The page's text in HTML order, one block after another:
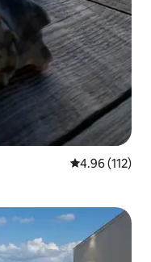
औसत रेटिंग 5 में से
4.96 (112)